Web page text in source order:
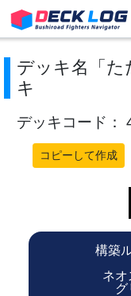
デッキ名「た
キ
デッキコード：
コピーして作成
構築
ネオ
グ